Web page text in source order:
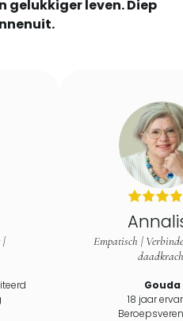
gelukkiger leven. Diep
|
Empatisch |
Gouda
18 jaar